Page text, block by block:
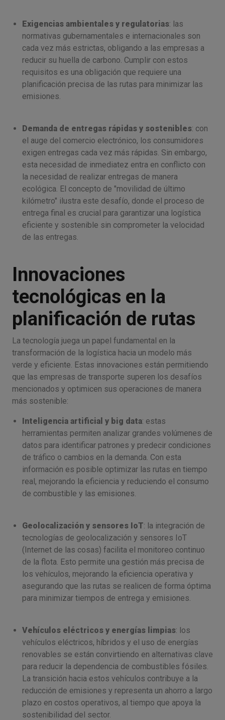
Exigencias ambientales y regulatorias: las
normativas gubernamentales e internacionales son
cada vez más estrictas, obligando a las empresas a
reducir su huella de carbono. Cumplir con estos
requisitos es una obligación que requiere una
planificación precisa de las rutas para minimizar las
emisiones.
Demanda de entregas rápidas y sostenibles: con
el auge del comercio electrónico, los consumidores
exigen entregas cada vez más rápidas. Sin embargo,
esta necesidad de inmediatez entra en conflicto con
la necesidad de realizar entregas de manera
ecológica. El concepto de "movilidad de último
kilómetro" ilustra este desafío, donde el proceso de
entrega final es crucial para garantizar una logística
eficiente y sostenible sin comprometer la velocidad
de las entregas.
Innovaciones
tecnológicas en la
planificación de rutas
La tecnología juega un papel fundamental en la
transformación de la logística hacia un modelo más
verde y eficiente. Estas innovaciones están permitiendo
que las empresas de transporte superen los desafíos
mencionados y optimicen sus operaciones de manera
más sostenible:
Inteligencia artificial y big data: estas
herramientas permiten analizar grandes volúmenes de
datos para identificar patrones y predecir condiciones
de tráfico o cambios en la demanda. Con esta
información es posible optimizar las rutas en tiempo
real, mejorando la eficiencia y reduciendo el consumo
de combustible y las emisiones.
Geolocalización y sensores IoT: la integración de
tecnologías de geolocalización y sensores IoT
(Internet de las cosas) facilita el monitoreo continuo
de la flota. Esto permite una gestión más precisa de
los vehículos, mejorando la eficiencia operativa y
asegurando que las rutas se realicen de forma óptima
para minimizar tiempos de entrega y emisiones.
Vehículos eléctricos y energías limpias: los
vehículos eléctricos, híbridos y el uso de energías
renovables se están convirtiendo en alternativas clave
para reducir la dependencia de combustibles fósiles.
La transición hacia estos vehículos contribuye a la
reducción de emisiones y representa un ahorro a largo
plazo en costos operativos, al tiempo que apoya la
sostenibilidad del sector.